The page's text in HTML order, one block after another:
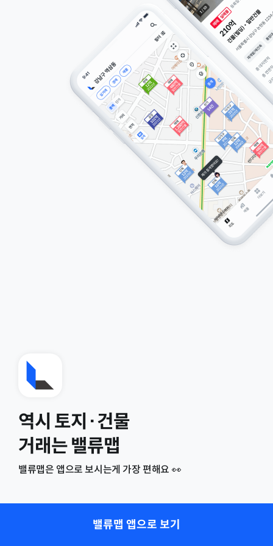
역시 토지·건물
거래는 밸류맵
밸류맵은 앱으로 보시는게 가장 편해요 👀
밸류맵 앱으로 보기